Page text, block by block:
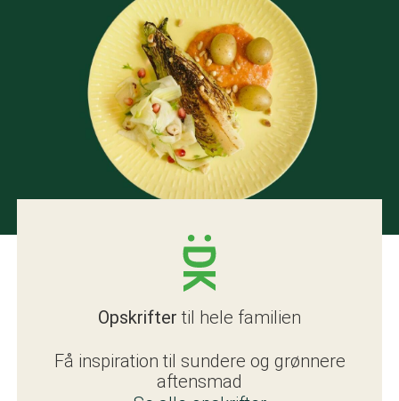
Opskrifter til hele familien
Få inspiration til sundere og grønnere
aftensmad